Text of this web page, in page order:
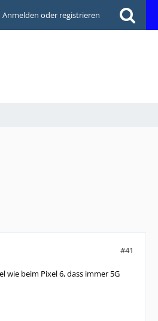
Anmelden oder registrieren
#41
wie beim Pixel 6, dass immer 5G